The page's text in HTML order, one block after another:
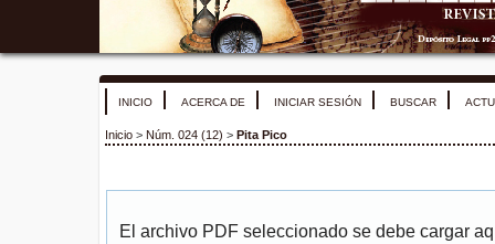
INICIO ACERCA DE INICIAR SESIÓN BUSCAR
Inicio > Núm. 024 (12) > Pita Pico
El archivo PDF seleccionado se debe cargar